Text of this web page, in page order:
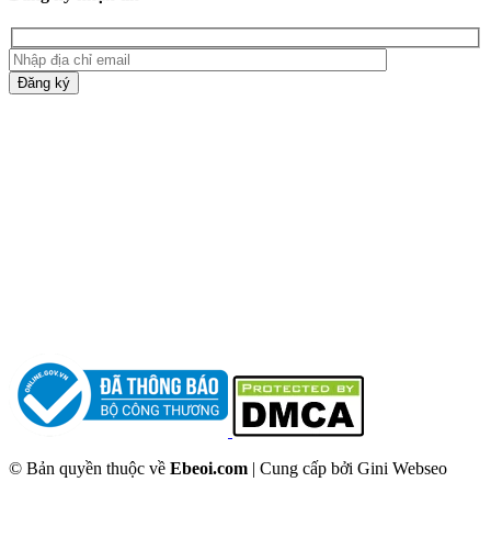
Đăng ký
© Bản quyền thuộc về Ebeoi.com | Cung cấp bởi Gini Webseo